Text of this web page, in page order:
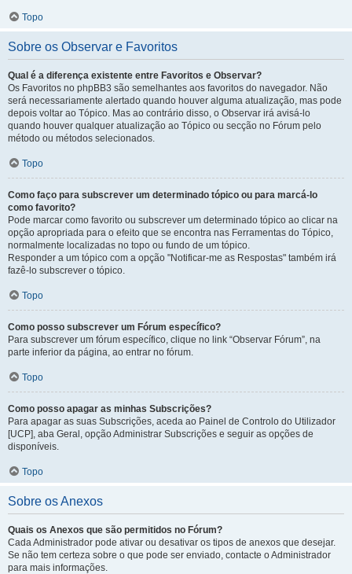
Topo
Sobre os Observar e Favoritos
Qual é a diferença existente entre Favoritos e Observar?
Os Favoritos no phpBB3 são semelhantes aos favoritos do navegador. Não
será necessariamente alertado quando houver alguma atualização, mas pode
depois voltar ao Tópico. Mas ao contrário disso, o Observar irá avisá-lo
quando houver qualquer atualização ao Tópico ou secção no Fórum pelo
método ou métodos selecionados.
Topo
Como faço para subscrever um determinado tópico ou para marcá-lo
como favorito?
Pode marcar como favorito ou subscrever um determinado tópico ao clicar na
opção apropriada para o efeito que se encontra nas Ferramentas do Tópico,
normalmente localizadas no topo ou fundo de um tópico.
Responder a um tópico com a opção "Notificar-me as Respostas" também irá
fazê-lo subscrever o tópico.
Topo
Como posso subscrever um Fórum específico?
Para subscrever um fórum específico, clique no link “Observar Fórum”, na
parte inferior da página, ao entrar no fórum.
Topo
Como posso apagar as minhas Subscrições?
Para apagar as suas Subscrições, aceda ao Painel de Controlo do Utilizador
[UCP], aba Geral, opção Administrar Subscrições e seguir as opções de
disponíveis.
Topo
Sobre os Anexos
Quais os Anexos que são permitidos no Fórum?
Cada Administrador pode ativar ou desativar os tipos de anexos que desejar.
Se não tem certeza sobre o que pode ser enviado, contacte o Administrador
para mais informações.